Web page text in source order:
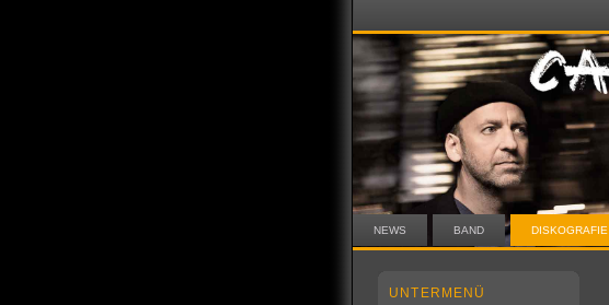
NEWS BAND DISKOGRAFIE
UNTERMENÜ